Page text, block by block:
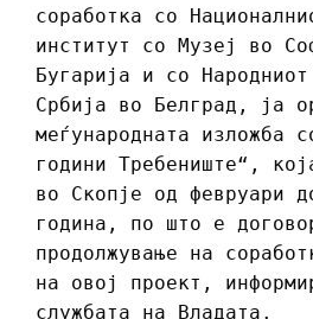
соработка со
институт со Музеј во
Бугарија и со
Србија во Белград, ја
меѓународната изложба
години Требениште“,
во Скопје од февруари
година, по што е
продолжување на
на овој проект,
службата на Владата.